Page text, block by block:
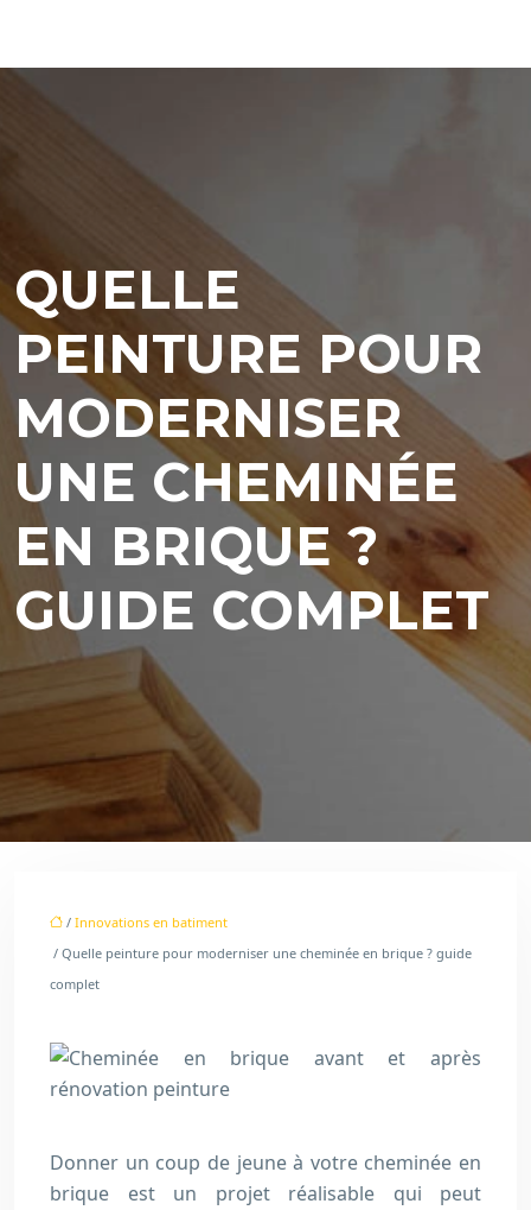
QUELLE
PEINTURE POUR
MODERNISER
UNE CHEMINÉE
EN BRIQUE ?
GUIDE COMPLET
/ Innovations en batiment
/ Quelle peinture pour moderniser une cheminée en brique ? guide
complet
Donner un coup de jeune à votre cheminée en
brique est un projet réalisable qui peut